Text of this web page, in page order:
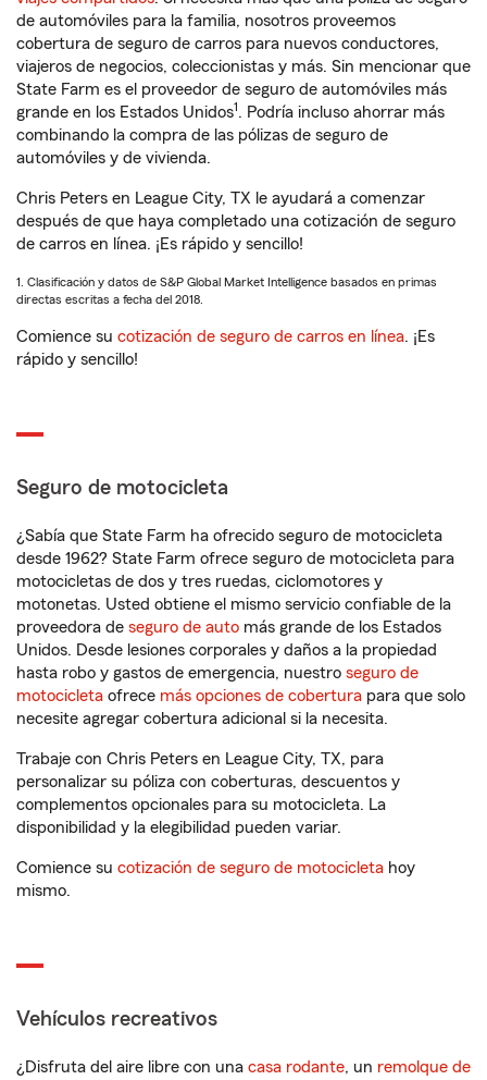
de automóviles para la familia, nosotros proveemos
cobertura de seguro de carros para nuevos conductores,
viajeros de negocios, coleccionistas y más. Sin mencionar que
State Farm es el proveedor de seguro de automóviles más
grande en los Estados Unidos1 . Podría incluso ahorrar más
combinando la compra de las pólizas de seguro de
automóviles y de vivienda.
Chris Peters en League City, TX le ayudará a comenzar
después de que haya completado una cotización de seguro
de carros en línea. ¡Es rápido y sencillo!
1. Clasificación y datos de S&P Global Market Intelligence basados en primas
directas escritas a fecha del 2018.
Comience su cotización de seguro de carros en línea. ¡Es
rápido y sencillo!
Seguro de motocicleta
¿Sabía que State Farm ha ofrecido seguro de motocicleta
desde 1962? State Farm ofrece seguro de motocicleta para
motocicletas de dos y tres ruedas, ciclomotores y
motonetas. Usted obtiene el mismo servicio confiable de la
proveedora de seguro de auto más grande de los Estados
Unidos. Desde lesiones corporales y daños a la propiedad
hasta robo y gastos de emergencia, nuestro seguro de
motocicleta ofrece más opciones de cobertura para que solo
necesite agregar cobertura adicional si la necesita.
Trabaje con Chris Peters en League City, TX, para
personalizar su póliza con coberturas, descuentos y
complementos opcionales para su motocicleta. La
disponibilidad y la elegibilidad pueden variar.
Comience su cotización de seguro de motocicleta hoy
mismo.
Vehículos recreativos
¿Disfruta del aire libre con una casa rodante, un remolque de